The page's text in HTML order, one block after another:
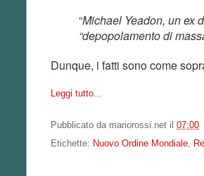
“Michael Yeadon, un ex
“depopolamento di
Dunque, i fatti sono come
Leggi tutto...
Pubblicato da mariorossi.net il 07:00
Etichette: Nuovo Ordine Mondiale,